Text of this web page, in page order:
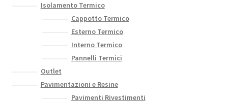
Isolamento Termico
Cappotto Termico
Esterno Termico
Interno Termico
Pannelli Termici
Outlet
Pavimentazioni e Resine
Pavimenti Rivestimenti